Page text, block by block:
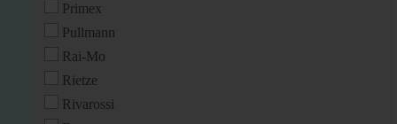
Primex
Pullmann
Rai-Mo
Rietze
Rivarossi